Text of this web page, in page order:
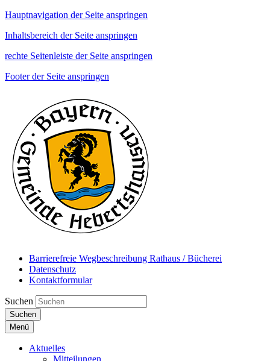
Hauptnavigation der Seite anspringen
Inhaltsbereich der Seite anspringen
rechte Seitenleiste der Seite anspringen
Footer der Seite anspringen
Barrierefreie Wegbeschreibung Rathaus / Bücherei
Datenschutz
Kontaktformular
Suchen
Suchen
Menü
Aktuelles
Mitteilungen